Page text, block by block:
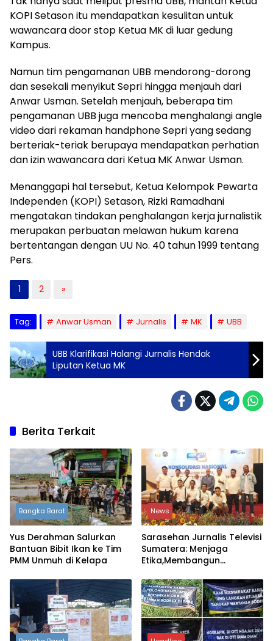
KOPI Setason itu mendapatkan kesulitan untuk
wawancara door stop Ketua MK di luar gedung
Kampus.
Namun tim pengamanan UBB mendorong-dorong
dan sesekali menyikut Sepri hingga menjauh dari
Anwar Usman. Setelah menjauh, beberapa tim
pengamanan UBB juga mencoba menghalangi angle
video dari rekaman handphone Sepri yang sedang
berteriak-teriak berupaya mendapatkan perhatian
dan izin wawancara dari Ketua MK Anwar Usman.
Menanggapi hal tersebut, Ketua Kelompok Pewarta
Independen (KOPI) Setason, Rizki Ramadhani
mengatakan tindakan penghalangan kerja jurnalistik
merupakan perbuatan melawan hukum karena
bertentangan dengan UU No. 40 tahun 1999 tentang
Pers.
1 2 »
Tag: Anwar Usman Jurnalis MK UBB
UBB Klarifikasi Halangi Jurnalis Hendak
Liputan Ketua MK
Berita Terkait
Bangka Barat
Yus Derahman Salurkan
Bantuan Bibit Ikan ke Tim
PMM Unmuh di Kelapa
News
Sarasehan Jurnalis Televisi
Sumatera: Menjaga
Etika,Membangun